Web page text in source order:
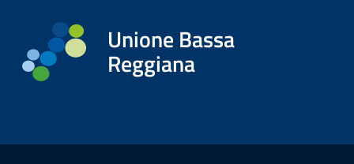
Unione Bassa
Reggiana